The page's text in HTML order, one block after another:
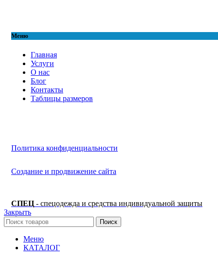
Меню
Главная
Услуги
О нас
Блог
Контакты
Таблицы размеров
Политика конфиденциальности
Создание и продвижение сайта
СПЕЦ - спецодежда и средства индивидуальной защиты
Закрыть
Поиск
Меню
КАТАЛОГ